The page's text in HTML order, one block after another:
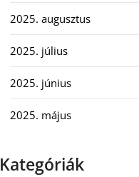
2025. augusztus
2025. július
2025. június
2025. május
Kategóriák